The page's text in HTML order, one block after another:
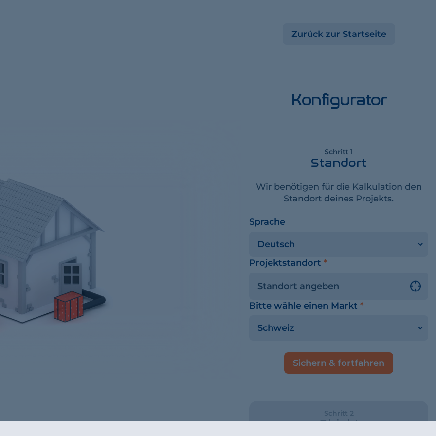
Zurück zur Startseite
Konfigurator
Schritt 1
Standort
Wir benötigen für die Kalkulation den
Standort deines Projekts.
Sprache
Projektstandort *
Bitte wähle einen Markt *
Sichern & fortfahren
Schritt 2
Objekt